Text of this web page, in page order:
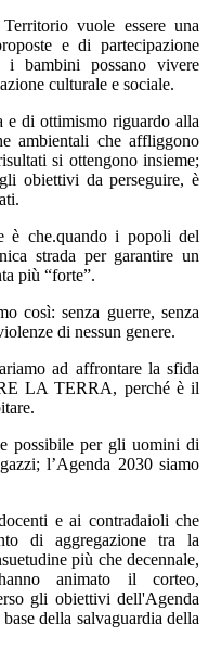
vuole essere una
e di partecipazione
bambini possano vivere
ione culturale e sociale.
e di ottimismo riguardo alla
ambientali che affliggono
si ottengono insieme;
obiettivi da perseguire, è
è che.quando i popoli del
strada per garantire un
più “forte”.
così: senza guerre, senza
di nessun genere.
ad affrontare la sfida
LA TERRA, perché è il
possibile per gli uomini di
l’Agenda 2030 siamo
e ai contradaioli che
di aggregazione tra la
più che decennale,
animato il corteo,
gli obiettivi dell'Agenda
della salvaguardia della